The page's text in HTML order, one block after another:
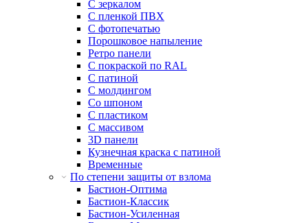
С зеркалом
С пленкой ПВХ
С фотопечатью
Порошковое напыление
Ретро панели
С покраской по RAL
С патиной
С молдингом
Со шпоном
С пластиком
С массивом
3D панели
Кузнечная краска с патиной
Временные
По степени защиты от взлома
Бастион-Оптима
Бастион-Классик
Бастион-Усиленная